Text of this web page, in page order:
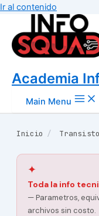
Ir al contenido
Academia
Main Menu
Inicio /
✦
Toda la info
— Parametros,
archivos sin costo.